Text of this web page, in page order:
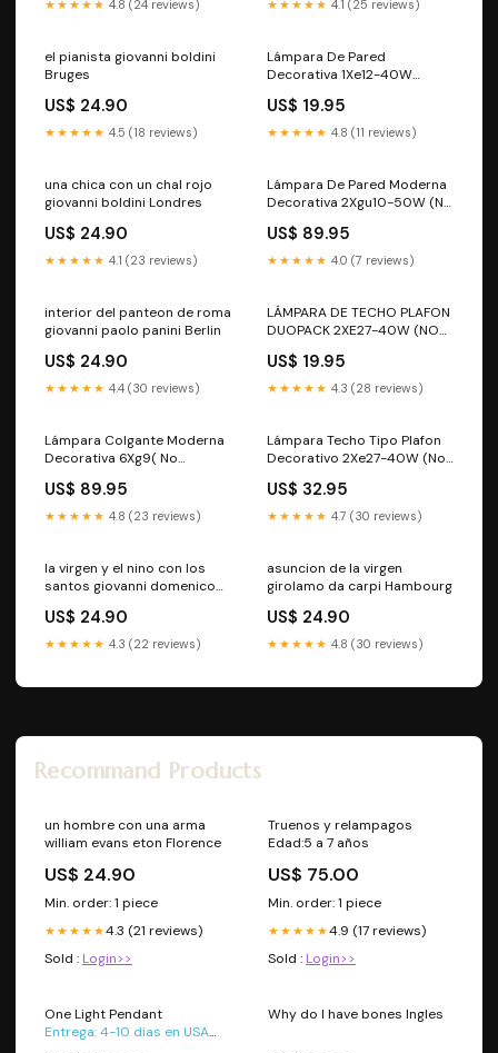
★★★★★ 4.8 (24 reviews) ★★★★★ 4.1 (25 reviews)
el pianista giovanni boldini
Bruges
US$ 24.90
★★★★★ 4.5 (18 reviews)
Lámpara De Pared
Decorativa 1Xe12-40W
PRECIO_$1.00 - $ 50.00
US$ 19.95
★★★★★ 4.8 (11 reviews)
una chica con un chal rojo
giovanni boldini Londres
US$ 24.90
★★★★★ 4.1 (23 reviews)
Lámpara De Pared Moderna
Decorativa 2Xgu10-50W (No
Metal Vidrio. Style_European
Influence
US$ 89.95
★★★★★ 4.0 (7 reviews)
interior del panteon de roma
giovanni paolo panini Berlin
US$ 24.90
★★★★★ 4.4 (30 reviews)
LÁMPARA DE TECHO PLAFON
DUOPACK 2XE27-40W (NO
ESTAMPADO FROSTED. Fruit
US$ 19.95
★★★★★ 4.3 (28 reviews)
Lámpara Colgante Moderna
Decorativa 6Xg9( No
Mate/Vidrio. Finish_White
US$ 89.95
★★★★★ 4.8 (23 reviews)
Lámpara Techo Tipo Plafon
Decorativo 2Xe27-40W (No
Vidrio Frosted.
Type_Controles - Fan
US$ 32.95
★★★★★ 4.7 (30 reviews)
la virgen y el nino con los
santos giovanni domenico
US$ 24.90
★★★★★ 4.3 (22 reviews)
asuncion de la virgen
girolamo da carpi Hambourg
US$ 24.90
★★★★★ 4.8 (30 reviews)
Recommand Products
un hombre con una arma
william evans eton Florence
US$ 24.90
Min. order: 1 piece
★★★★★4.3 (21 reviews)
Sold : Login>>
Truenos y relampagos
Edad:5 a 7 años
US$ 75.00
Min. order: 1 piece
★★★★★4.9 (17 reviews)
Sold : Login>>
One Light Pendant
Entrega: 4-10 dias en USA
Why do I have bones Ingles